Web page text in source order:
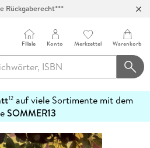
Rückgaberecht***
Filiale Konto Merkzettel Warenkorb
12auf viele Sortimente mit dem
SOMMER13